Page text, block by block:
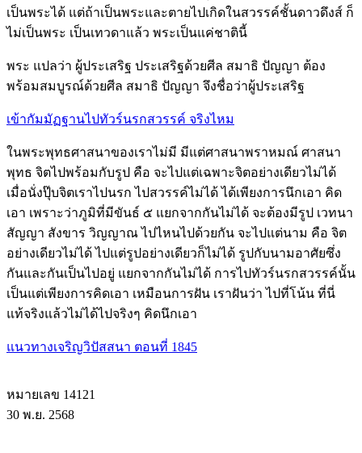
เป็นพระได้ แต่ถ้าเป็นพระและตายไปเกิดในสวรรค์ชั้นดาวดึงส์ ก็
ไม่เป็นพระ เป็นเทวดาแล้ว พระเป็นแค่ชาตินี้
พระ แปลว่า ผู้ประเสริฐ ประเสริฐด้วยศีล สมาธิ ปัญญา ต้อง
พร้อมสมบูรณ์ด้วยศีล สมาธิ ปัญญา จึงชื่อว่าผู้ประเสริฐ
เข้ากัมมัฏฐานไปทัวร์นรกสวรรค์ จริงไหม
ในพระพุทธศาสนาของเราไม่มี มีแต่ศาสนาพราหมณ์ ศาสนา
พุทธ จิตไปพร้อมกับรูป คือ จะไปแต่เฉพาะจิตอย่างเดียวไม่ได้
เมื่อนั่งปุ๊บจิตเราไปนรก ไปสวรรค์ไม่ได้ ได้เพียงการนึกเอา คิด
เอา เพราะว่าภูมิที่มีขันธ์ ๕ แยกจากกันไม่ได้ จะต้องมีรูป เวทนา
สัญญา สังขาร วิญญาณ ไปไหนไปด้วยกัน จะไปแต่นาม คือ จิต
อย่างเดียวไม่ได้ ไปแต่รูปอย่างเดียวก็ไม่ได้ รูปกับนามอาศัยซึ่ง
กันและกันเป็นไปอยู่ แยกจากกันไม่ได้ การไปทัวร์นรกสวรรค์นั้น
เป็นแต่เพียงการคิดเอา เหมือนการฝัน เราฝันว่า ไปที่โน้น ที่นี่
แท้จริงแล้วไม่ได้ไปจริงๆ คิดนึกเอา
แนวทางเจริญวิปัสสนา ตอนที่ 1845
หมายเลข 14121
30 พ.ย. 2568